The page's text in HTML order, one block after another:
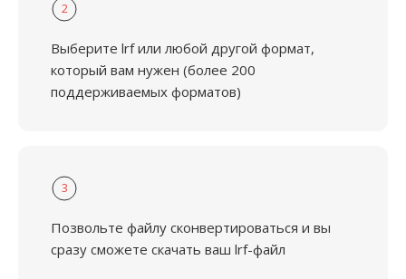
2
Выберите lrf или любой другой формат,
который вам нужен (более 200
поддерживаемых форматов)
3
Позвольте файлу сконвертироваться и вы
сразу сможете скачать ваш lrf-файл